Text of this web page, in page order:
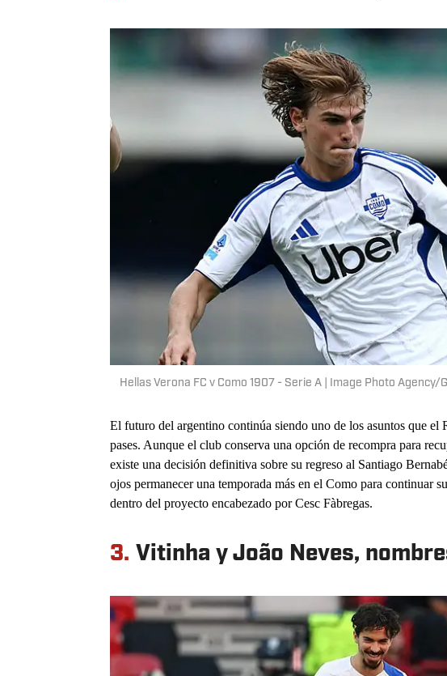
Hellas Verona FC v Como 1907 - Serie A | Image Photo Agency/
El futuro del argentino continúa siendo uno de los asuntos que el
pases. Aunque el club conserva una opción de recompra para
existe una decisión definitiva sobre su regreso al Santiago
ojos permanecer una temporada más en el Como para continuar
dentro del proyecto encabezado por Cesc Fàbregas.
3. Vitinha y João Neves,